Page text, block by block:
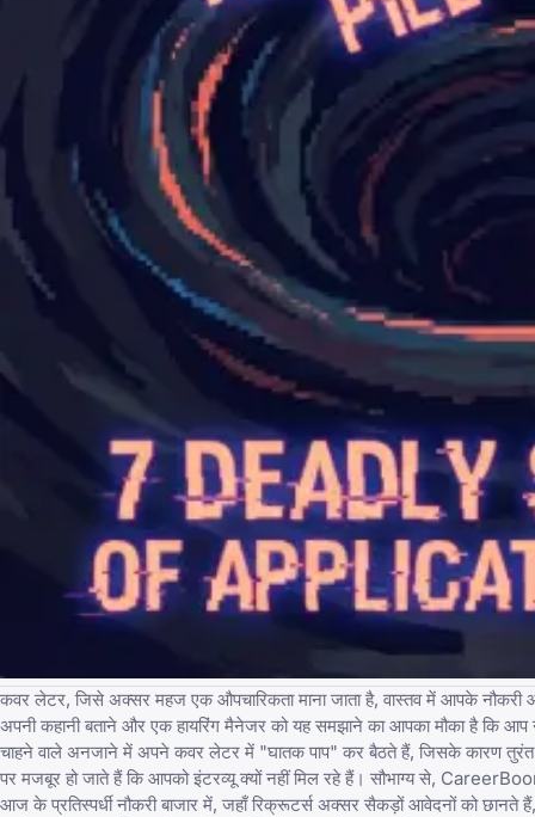
कवर लेटर, जिसे अक्सर महज एक औपचारिकता माना जाता है, वास्तव में आपके
अपनी कहानी बताने और एक हायरिंग मैनेजर को यह समझाने का आपका मौका है कि
चाहने वाले अनजाने में अपने कवर लेटर में "घातक पाप" कर बैठते हैं, जिसके कारण
पर मजबूर हो जाते हैं कि आपको इंटरव्यू क्यों नहीं मिल रहे हैं। सौभाग्य से,
आज के प्रतिस्पर्धी नौकरी बाजार में, जहाँ रिक्रूटर्स अक्सर सैकड़ों आवेदनों को छानते